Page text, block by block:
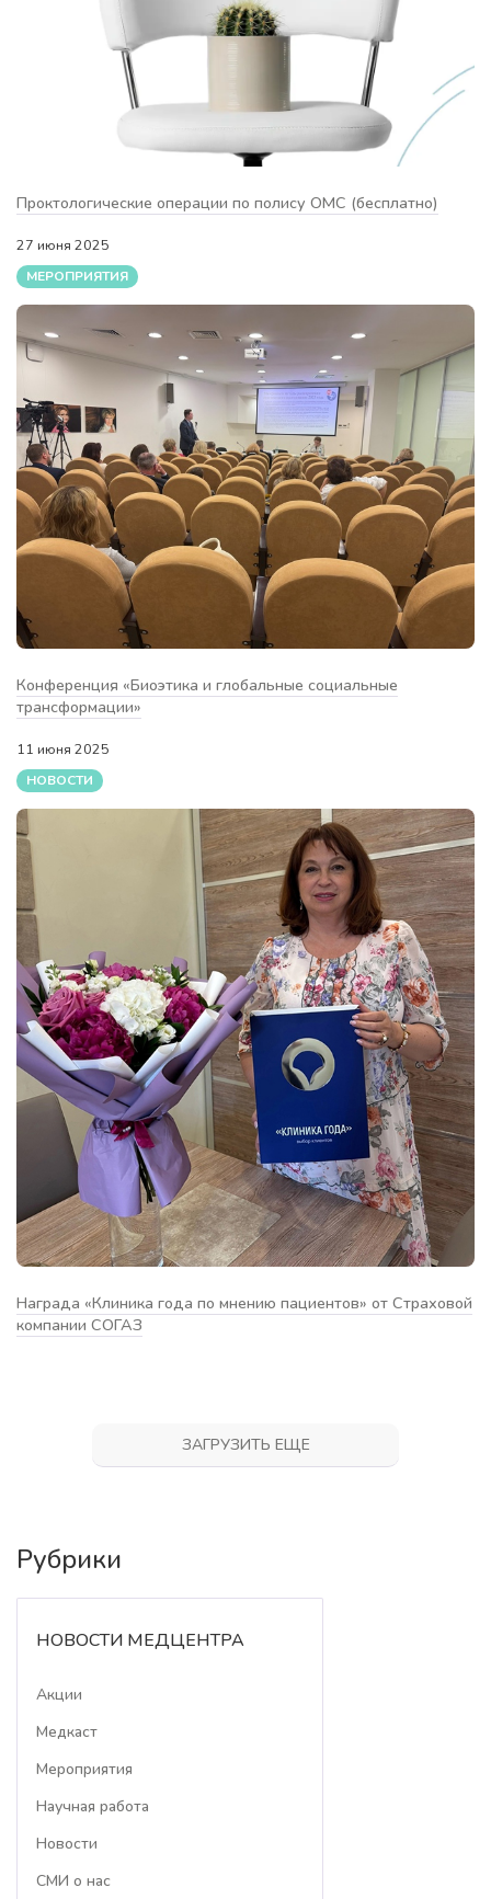
Проктологические операции по полису ОМС (бесплатно)
27 июня 2025
МЕРОПРИЯТИЯ
Конференция «Биоэтика и глобальные социальные
трансформации»
11 июня 2025
НОВОСТИ
Награда «Клиника года по мнению пациентов» от Страховой
компании СОГАЗ
ЗАГРУЗИТЬ ЕЩЕ
Рубрики
НОВОСТИ МЕДЦЕНТРА
Акции
Медкаст
Мероприятия
Научная работа
Новости
СМИ о нас